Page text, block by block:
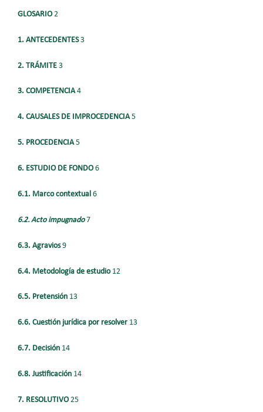
GLOSARIO2
1. ANTECEDENTES3
2. TRÁMITE 3
3. COMPETENCIA4
4. CAUSALES DE IMPROCEDENCIA5
5. PROCEDENCIA5
6. ESTUDIO DE FONDO6
6.1. Marco contextual 6
6.2. Acto impugnado7
6.3. Agravios9
6.4. Metodología de estudio12
6.5. Pretensión 13
6.6. Cuestión jurídica por resolver13
6.7. Decisión 14
6.8. Justificación 14
7. RESOLUTIVO25